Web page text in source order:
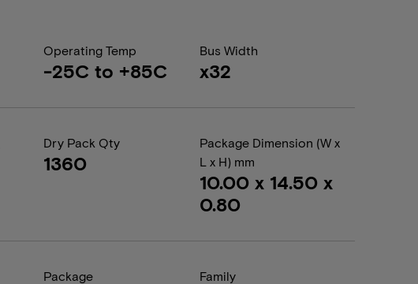
Operating Temp
-25C to +85C
Bus Width
x32
Dry Pack Qty
1360
Package Dimension (W x
L x H) mm
10.00 x 14.50 x
0.80
Package Family